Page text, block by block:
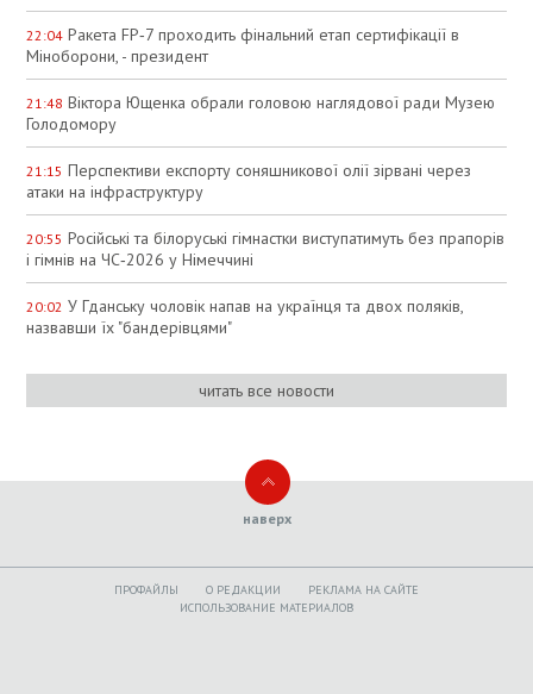
22:04 Ракета FP‑7 проходить фінальний етап сертифікації в
Міноборони, - президент
21:48 Віктора Ющенка обрали головою наглядової ради Музею
Голодомору
21:15 Перспективи експорту соняшникової олії зірвані через
атаки на інфраструктуру
20:55 Російські та білоруські гімнастки виступатимуть без прапорів
і гімнів на ЧС‑2026 у Німеччині
20:02 У Гданську чоловік напав на українця та двох поляків,
назвавши їх "бандерівцями"
читать все новости
наверх
ПРОФАЙЛЫ O РЕДАКЦИИ
РЕКЛАМА НА САЙТЕ
ИСПОЛЬЗОВАНИЕ МАТЕРИАЛОВ